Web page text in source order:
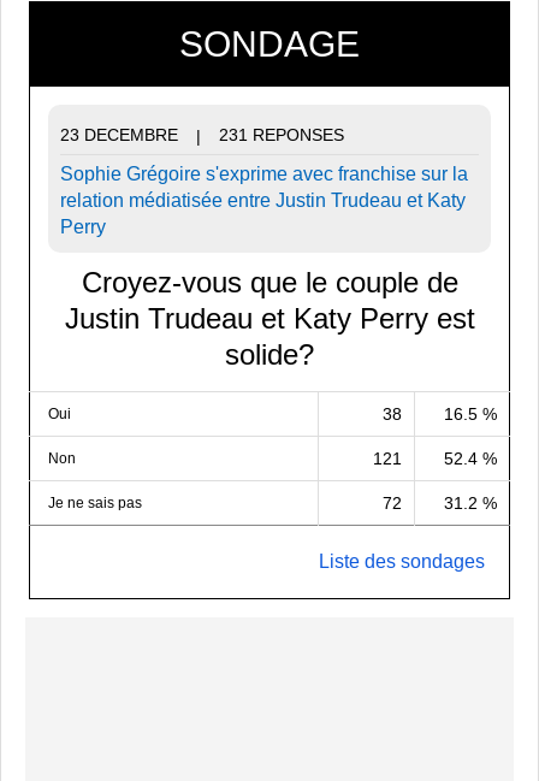
SONDAGE
23 DECEMBRE | 231 REPONSES
Sophie Grégoire s'exprime avec franchise sur la
relation médiatisée entre Justin Trudeau et Katy
Perry
Croyez-vous que le couple de
Justin Trudeau et Katy Perry est
solide?
Oui 38 16.5 %
Non 121 52.4 %
Je ne sais pas 72 31.2 %
Liste des sondages